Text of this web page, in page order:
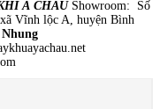
Á CHÂUShowroom: Số
Vĩnh lộc A, huyện Bình